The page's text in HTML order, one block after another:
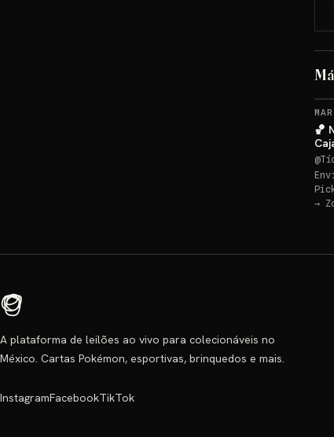
🏀
@
→
A plataforma de leilões ao vivo para colecionáveis no
México. Cartas Pokémon, esportivas, brinquedos e mais.
InstagramFacebookTikTok